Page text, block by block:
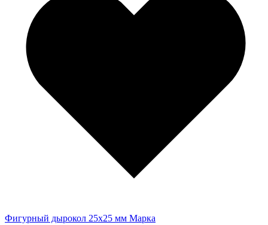
Фигурный дырокол 25х25 мм Марка